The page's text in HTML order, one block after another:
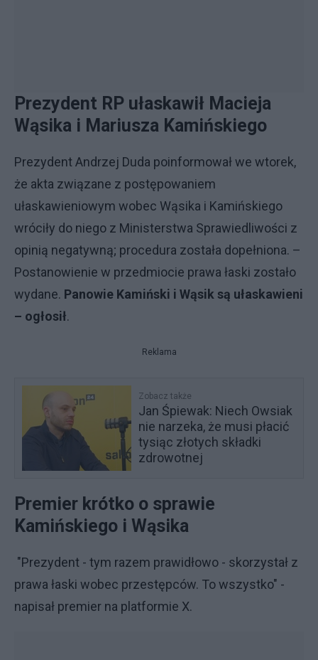
Prezydent RP ułaskawił Macieja
Wąsika i Mariusza Kamińskiego
Prezydent Andrzej Duda poinformował we wtorek,
że akta związane z postępowaniem
ułaskawieniowym wobec Wąsika i Kamińskiego
wróciły do niego z Ministerstwa Sprawiedliwości z
opinią negatywną; procedura została dopełniona. –
Postanowienie w przedmiocie prawa łaski zostało
wydane. Panowie Kamiński i Wąsik są ułaskawieni
– ogłosił.
Reklama
Zobacz także
Jan Śpiewak: Niech Owsiak
nie narzeka, że musi płacić
tysiąc złotych składki
zdrowotnej
Premier krótko o sprawie
Kamińskiego i Wąsika
"Prezydent - tym razem prawidłowo - skorzystał z
prawa łaski wobec przestępców. To wszystko" -
napisał premier na platformie X.